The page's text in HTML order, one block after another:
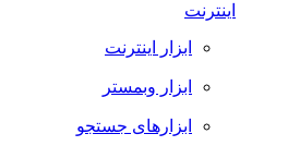
اینترنت
ابزار اینترنت
ابزار وبمستر
ابزارهای جستجو